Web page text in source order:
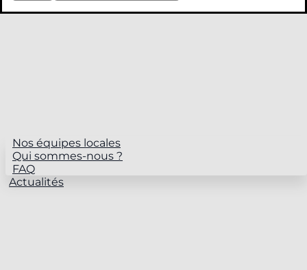
Nos équipes locales
Qui sommes-nous ?
FAQ
Actualités